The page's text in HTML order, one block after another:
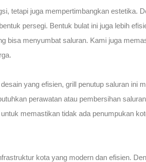
tetapi juga mempertimbangkan estetika.
persegi. Bentuk bulat ini juga lebih
bisa menyumbat saluran. Kami juga
yang efisien, grill penutup saluran ini
perawatan atau pembersihan
memastikan tidak ada penumpukan
kota yang modern dan efisien.